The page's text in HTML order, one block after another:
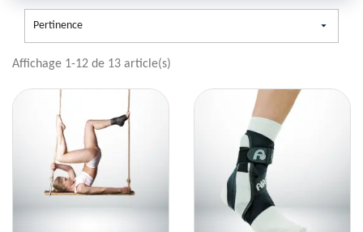
Pertinence 
Affichage 1-12 de 13 article(s)